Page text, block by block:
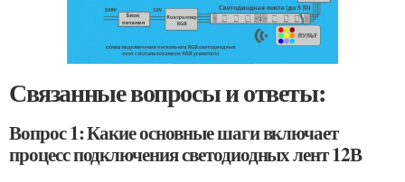
Связанные вопросы и ответы:
Вопрос 1: Какие основные шаги включает
процесс подключения светодиодных лент 12В